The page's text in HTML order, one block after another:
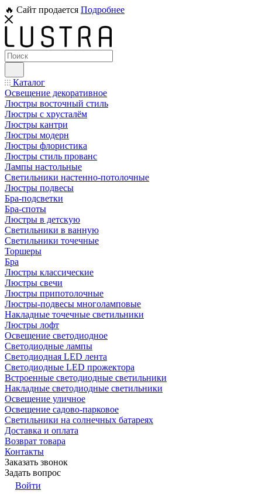
🔥 Сайт продается Подробнее
Каталог
Освещение декоративное
Люстры восточный стиль
Люстры с хрусталём
Люстры кантри
Люстры модерн
Люстры флористика
Люстры стиль прованс
Лампы настольные
Светильники настенно-потолочные
Люстры подвесы
Бра-подсветки
Бра-споты
Люстры в детскую
Светильники в ванную
Светильники точечные
Торшеры
Бра
Люстры классические
Люстры свечи
Люстры припотолочные
Люстры-подвесы многоламповые
Накладные точечные светильники
Люстры лофт
Освещение светодиодное
Светодиодные лампы
Светодиодная LED лента
Светодиодные LED прожектора
Встроенные светодиодные светильники
Накладные светодиодные светильники
Освещение уличное
Освещение садово-парковое
Светильники на солнечных батареях
Доставка и оплата
Возврат товара
Контакты
Заказать звонок
Задать вопрос
Войти